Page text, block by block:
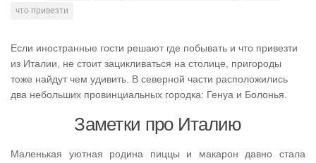
что привезти
Если иностранные гости решают где побывать и что привезти
из Италии, не стоит зацикливаться на столице, пригороды
тоже найдут чем удивить. В северной части расположились
два небольших провинциальных городка: Генуа и Болонья.
Заметки про Италию
Маленькая уютная родина пиццы и макарон давно стала